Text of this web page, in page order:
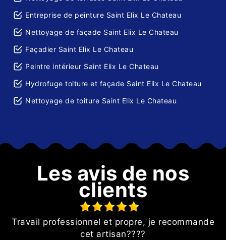
Entreprise de peinture Saint Elix Le Chateau
Nettoyage de façade Saint Elix Le Chateau
Façadier Saint Elix Le Chateau
Peintre intérieur Saint Elix Le Chateau
Hydrofuge toiture et façade Saint Elix Le Chateau
Nettoyage de toiture Saint Elix Le Chateau
Les avis de nos
clients
Travail professionnel et propre, je recommande
cet artisan????